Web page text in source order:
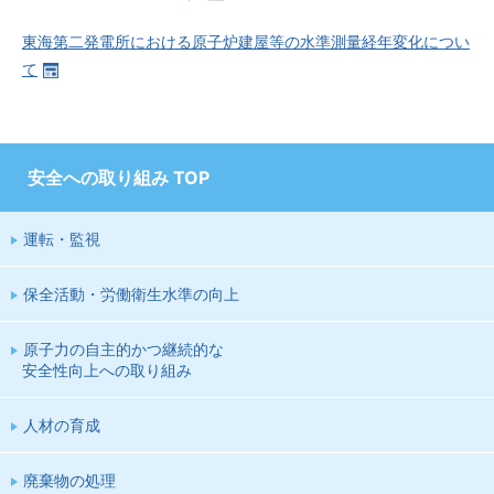
東海第二発電所における原子炉建屋等の水準測量経年変化につい
て
安全への取り組み TOP
運転・監視
保全活動・労働衛生水準の向上
原子力の自主的かつ継続的な
安全性向上への取り組み
人材の育成
廃棄物の処理